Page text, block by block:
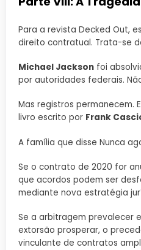
Para a revista Decked Out,
direito contratual. Trata-se
Michael Jackson foi
por autoridades federais.
Mas registros permanecem.
livro escrito por Frank
A família que disse Nunca
Se o contrato de 2020 for
que acordos podem ser
mediante nova estratégia
Se a arbitragem prevalecer
extorsão prosperar, o
vinculante de contratos